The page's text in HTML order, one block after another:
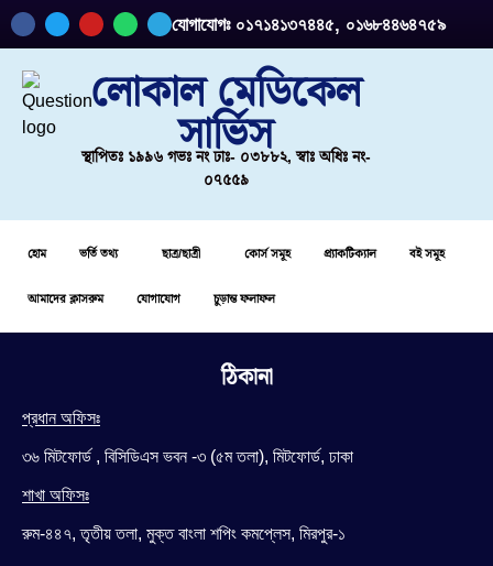
যোগাযোগঃ ০১৭১৪১৩৭৪৪৫, ০১৬৮৪৪৬৪৭৫৯
লোকাল মেডিকেল
সার্ভিস
স্থাপিতঃ ১৯৯৬ গভঃ নং ঢাঃ- ০৩৮৮২, স্বাঃ অধিঃ নং-
০৭৫৫৯
হোম ভর্তি তথ্য ছাত্র/ছাত্রী কোর্স সমূহ প্র্যাকটিক্যাল বই সমূহ
আমাদের ক্লাসরুম যোগাযোগ চুড়ান্ত ফলাফল
ঠিকানা
প্রধান অফিসঃ
৩৬ মিটফোর্ড , বিসিডিএস ভবন -৩ (৫ম তলা), মিটফোর্ড, ঢাকা
শাখা অফিসঃ
রুম-৪৪৭, তৃতীয় তলা, মুক্ত বাংলা শপিং কমপ্লেস, মিরপুর-১